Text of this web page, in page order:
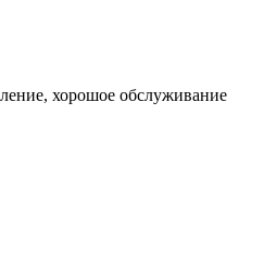
хорошое обслуживание